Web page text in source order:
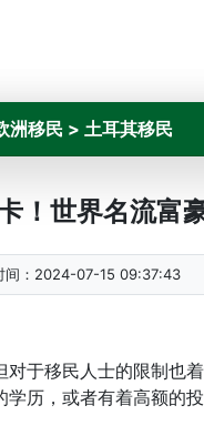
洲移民 > 土耳其移民
！世界名流富
间：2024-07-15 09:37:43
移民人士的限制也
学历，或者有着高额的